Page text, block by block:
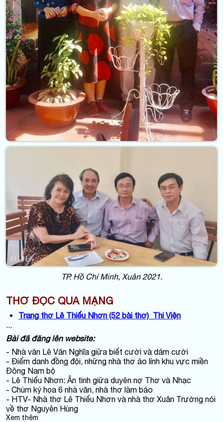
TP. Hồ Chí Minh, Xuân 2021.
THƠ ĐỌC QUA MẠNG
Trang thơ Lê Thiếu Nhơn (52 bài thơ) Thi Viện
Bài đã đăng lên website:
- Nhà văn Lê Văn Nghĩa giữa biết cười và dám cười
- Điểm danh đồng đội, những nhà thơ áo lính khu vực miền
Đông Nam bộ
- Lê Thiếu Nhơn: Ân tình giữa duyên nợ Thơ và Nhạc
- Chùm ký họa 6 nhà văn, nhà thơ làm báo
- HTV- Nhà thơ Lê Thiếu Nhơn và nhà thơ Xuân Trường nói
về thơ Nguyên Hùng
Xem thêm